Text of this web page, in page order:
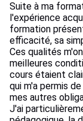
Suite à ma
l'expérience
formation
efficacité, sa
Ces qualités
meilleures
cours étaient
qui m'a permis
mes autres
J'ai